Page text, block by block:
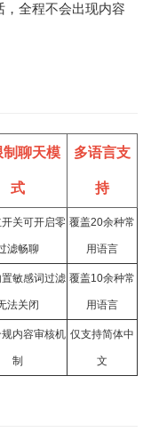
全程不会出现内容
制聊天模
式
多语言支
持
关可开启零
滤畅聊
覆盖20余种常
用语言
敏感词过滤
法关闭
覆盖10余种常
用语言
内容审核机
制
仅支持简体中
文